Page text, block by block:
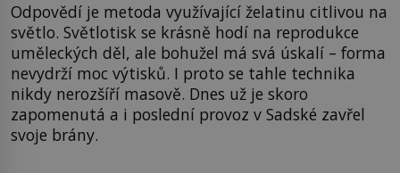
Odpovědí je metoda využívající želatinu citlivou na
světlo. Světlotisk se krásně hodí na reprodukce
uměleckých děl, ale bohužel má svá úskalí – forma
nevydrží moc výtisků. I proto se tahle technika
nikdy nerozšíří masově. Dnes už je skoro
zapomenutá a i poslední provoz v Sadské zavřel
svoje brány.